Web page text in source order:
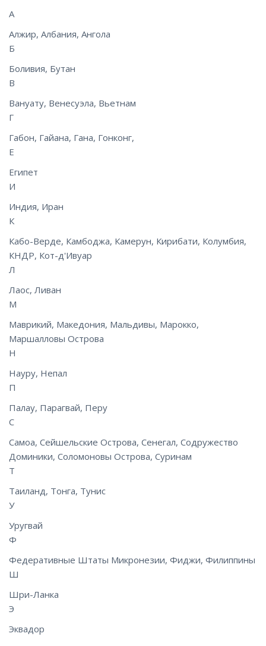
А
Алжир, Албания, Ангола
Б
Боливия, Бутан
В
Вануату, Венесуэла, Вьетнам
Г
Габон, Гайана, Гана, Гонконг,
Е
Египет
И
Индия, Иран
К
Кабо-Верде, Камбоджа, Камерун, Кирибати, Колумбия,
КНДР, Кот-д'Ивуар
Л
Лаос, Ливан
М
Маврикий, Македония, Мальдивы, Марокко,
Маршалловы Острова
Н
Науру, Непал
П
Палау, Парагвай, Перу
С
Самоа, Сейшельские Острова, Сенегал, Содружество
Доминики, Соломоновы Острова, Суринам
Т
Таиланд, Тонга, Тунис
У
Уругвай
Ф
Федеративные Штаты Микронезии, Фиджи, Филиппины
Ш
Шри-Ланка
Э
Эквадор